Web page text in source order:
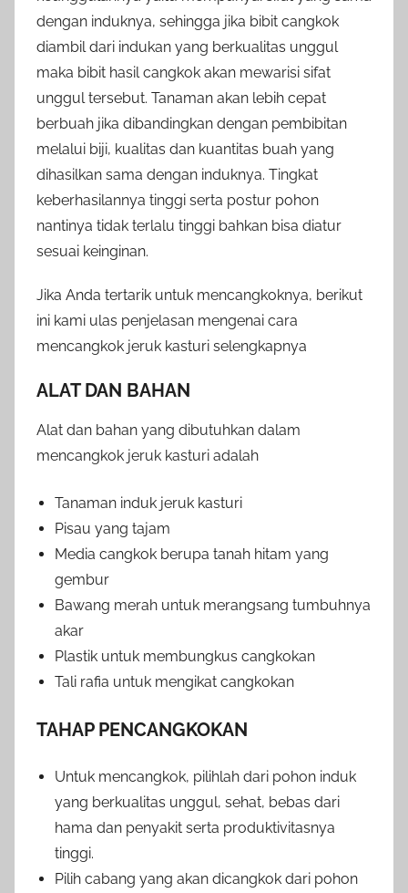
dengan induknya, sehingga jika bibit cangkok
diambil dari indukan yang berkualitas unggul
maka bibit hasil cangkok akan mewarisi sifat
unggul tersebut. Tanaman akan lebih cepat
berbuah jika dibandingkan dengan pembibitan
melalui biji, kualitas dan kuantitas buah yang
dihasilkan sama dengan induknya. Tingkat
keberhasilannya tinggi serta postur pohon
nantinya tidak terlalu tinggi bahkan bisa diatur
sesuai keinginan.
Jika Anda tertarik untuk mencangkoknya, berikut
ini kami ulas penjelasan mengenai cara
mencangkok jeruk kasturi selengkapnya
ALAT DAN BAHAN
Alat dan bahan yang dibutuhkan dalam
mencangkok jeruk kasturi adalah
Tanaman induk jeruk kasturi
Pisau yang tajam
Media cangkok berupa tanah hitam yang
gembur
Bawang merah untuk merangsang tumbuhnya
akar
Plastik untuk membungkus cangkokan
Tali rafia untuk mengikat cangkokan
TAHAP PENCANGKOKAN
Untuk mencangkok, pilihlah dari pohon induk
yang berkualitas unggul, sehat, bebas dari
hama dan penyakit serta produktivitasnya
tinggi.
Pilih cabang yang akan dicangkok dari pohon